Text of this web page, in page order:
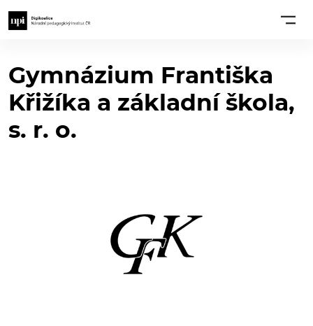
Gymnázium Františka
Křižíka a základní škola,
s. r. o.